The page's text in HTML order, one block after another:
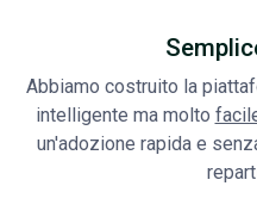
Abbiamo costruito la
intelligente ma molto
un'adozione rapida e